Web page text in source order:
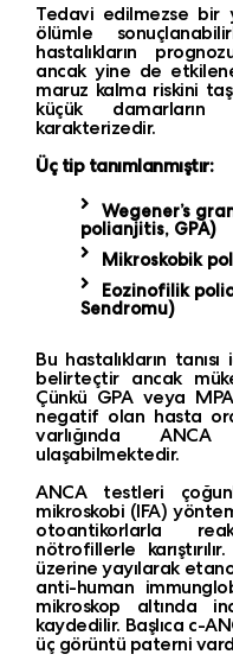
Tedavi edilmezse bir
ölümle
hastalıkların
ancak yine de
maruz kalma riskini
küçük damarların
karakterizedir.
Üç tip tanımlanmıştır:
Wegener’s
polianjitis, GPA)
Mikroskobik
Eozinofilik
Sendromu)
Bu hastalıkların
belirteçtir ancak
Çünkü GPA veya
negatif olan hasta
varlığında
ulaşabilmektedir.
ANCA testleri
mikroskobi (IFA)
otoantikorlarla
nötrofillerle
üzerine yayılarak
anti-human
mikroskop altında
kaydedilir. Başlıca c-
üç görüntü paterni